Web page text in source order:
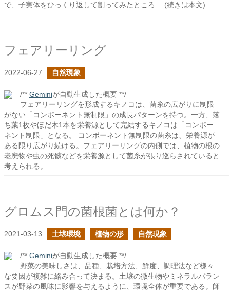
で、子実体をひっくり返して割ってみたところ… (続きは本文)
フェアリーリング
2022-06-27 自然現象
/** Geminiが自動生成した概要 **/
フェアリーリングを形成するキノコは、菌糸の広がりに制限
がない「コンポーネント無制限」の成長パターンを持つ。一方、落
ち葉1枚やほだ木1本を栄養源として完結するキノコは「コンポー
ネント制限」となる。 コンポーネント無制限の菌糸は、栄養源が
ある限り広がり続ける。フェアリーリングの内側では、植物の根の
老廃物や虫の死骸などを栄養源として菌糸が張り巡らされていると
考えられる。
グロムス門の菌根菌とは何か？
2021-03-13 土壌環境 植物の形 自然現象
/** Geminiが自動生成した概要 **/
野菜の美味しさは、品種、栽培方法、鮮度、調理法など様々
な要因が複雑に絡み合って決まる。土壌の微生物やミネラルバラン
スが野菜の風味に影響を与えるように、環境全体が重要である。師